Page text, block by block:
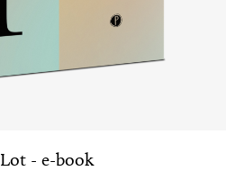
Lot - e-book